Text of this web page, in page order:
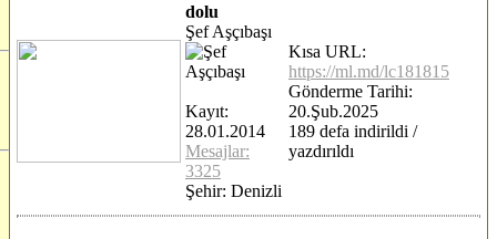
dolu
Şef Aşçıbaşı
Kayıt:
28.01.2014
Mesajlar:
3325
Şehir: Denizli
Kısa URL:
https://ml.md/lc181815
Gönderme Tarihi:
20.Şub.2025
189 defa indirildi /
yazdırıldı